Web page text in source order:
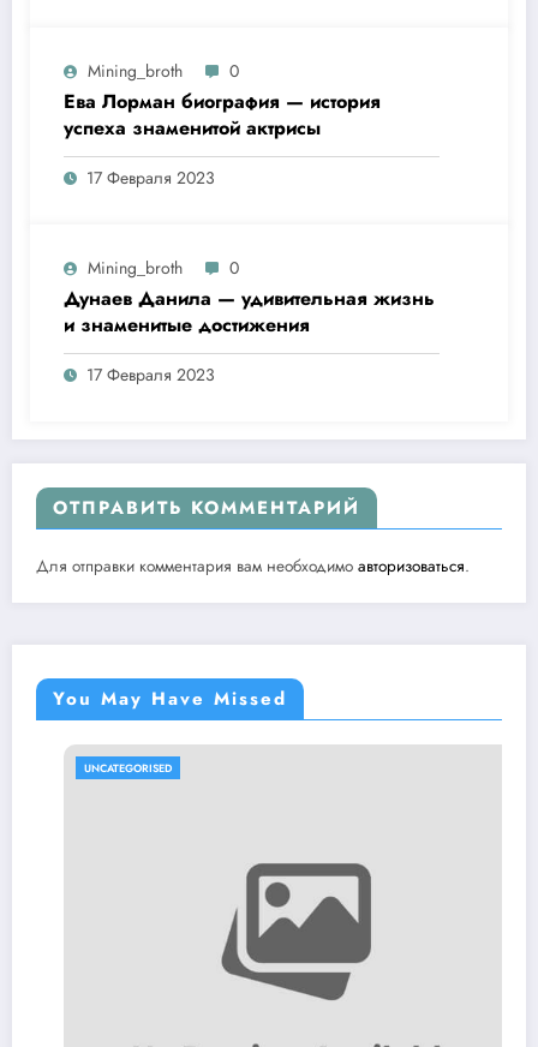
Mining_broth 0
Ева Лорман биография — история
успеха знаменитой актрисы
17 Февраля 2023
Mining_broth 0
Дунаев Данила — удивительная жизнь
и знаменитые достижения
17 Февраля 2023
ОТПРАВИТЬ КОММЕНТАРИЙ
Для отправки комментария вам необходимо авторизоваться.
You May Have Missed
UNCATEGORISED